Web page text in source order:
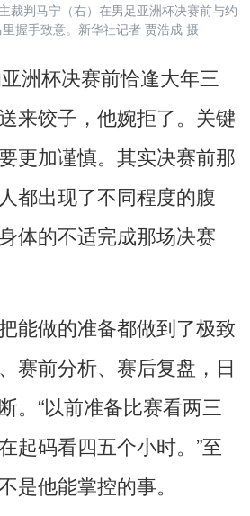
马宁（右）在男足亚洲杯决赛前与约
握手致意。新华社记者 贾浩成 摄
杯决赛前恰逢大年三
来饺子，他婉拒了。关键
更加谨慎。其实决赛前那
都出现了不同程度的腹
体的不适完成那场决赛
做的准备都做到了极致
前分析、赛后复盘，日
。“以前准备比赛看两三
起码看四五个小时。”至
是他能掌控的事。